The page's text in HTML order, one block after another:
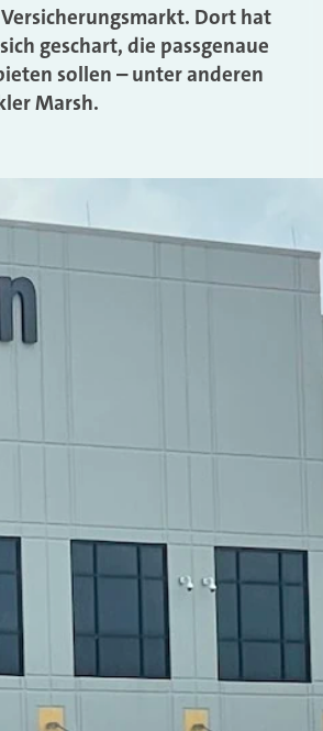
Dort hat
geschart, die passgenaue
sollen – unter anderen
Marsh.